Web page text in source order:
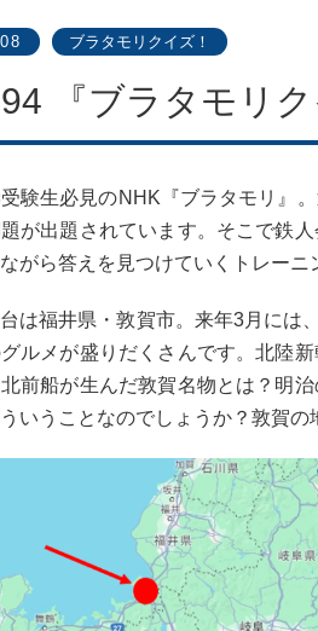
ブラタモリクイズ！
『ブラタモリ
験生必見のNHK『ブラタモリ』
が出題されています。そこで鉄
がら答えを見つけていくトレー
は福井県・敦賀市。来年3月には
ルメが盛りだくさんです。北陸
前船が生んだ敦賀名物とは？明
いうことなのでしょうか？敦賀